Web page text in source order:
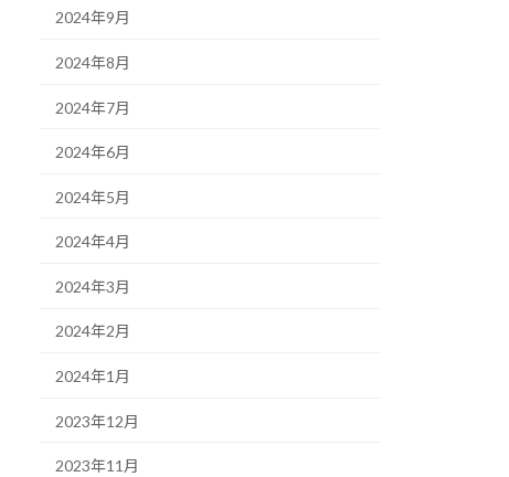
2024年9月
2024年8月
2024年7月
2024年6月
2024年5月
2024年4月
2024年3月
2024年2月
2024年1月
2023年12月
2023年11月